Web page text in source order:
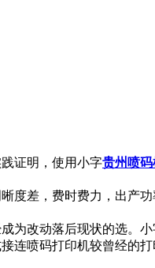
证明，使用小字贵州喷码
度差，费时费力，出产
为改动落后现状的选。
连喷码打印机较曾经的